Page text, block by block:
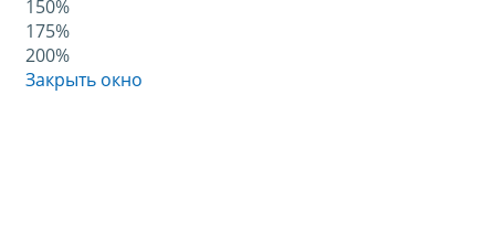
150%
175%
200%
Закрыть окно